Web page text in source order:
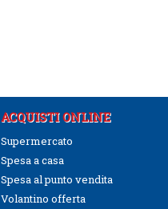
ACQUISTI ONLINE
Supermercato
Spesa a casa
Spesa al punto vendita
Volantino offerta